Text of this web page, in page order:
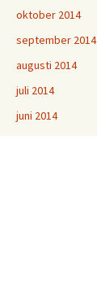
oktober 2014
september 2014
augusti 2014
juli 2014
juni 2014